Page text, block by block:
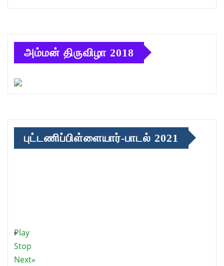
அம்மன் திருவிழா 2018
புட்டணிப்பிள்ளையார்-பாடல் 2021
Play
Stop
Next»